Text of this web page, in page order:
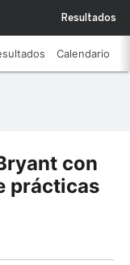
Resultados
Calendario
con
prácticas